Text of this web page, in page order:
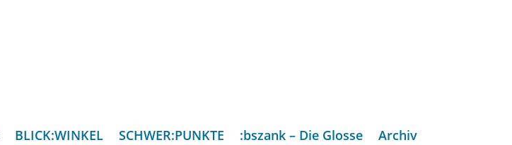
BLICK:WINKEL SCHWER:PUNKTE :bszank – Die Glosse Archiv